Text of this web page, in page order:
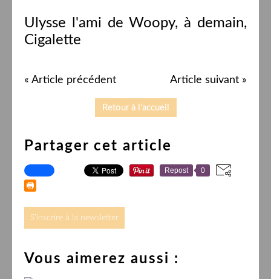
Ulysse l'ami de Woopy, à demain,
Cigalette
« Article précédent Article suivant »
Retour à l'accueil
Partager cet article
Repost 0
S'inscrire à la newsletter
Vous aimerez aussi :